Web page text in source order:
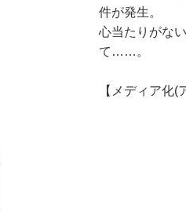
件が発生。
心当たりがな
て……。
【メディア化